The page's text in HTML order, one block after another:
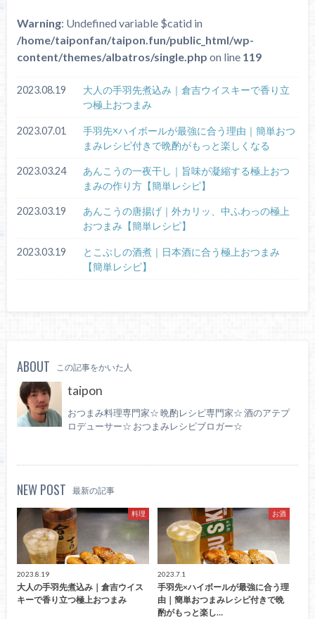
Warning: Undefined variable $catid in
/home/taiponfan/taipon.fun/public_html/wp-
content/themes/albatros/single.php on line 119
2023.08.19
大人の手羽先煮込み｜倉吉ウイスキーで香り立
つ極上おつまみ
2023.07.01
手羽先×ハイボールが最強に合う理由｜簡単おつ
まみレシピ付きで晩酌がもっと楽しくなる
2023.03.24
あんこうの一夜干し｜旨味が凝縮する極上おつ
まみの作り方【簡単レシピ】
2023.03.19
あんこうの唐揚げ｜外カリッ、中ふわっの極上
おつまみ【簡単レシピ】
2023.03.19
とこぶしの酒煮｜日本酒に合う極上おつまみ
【簡単レシピ】
ABOUT この記事をかいた人
taipon
おつまみ料理専門家☆ 晩酌レシピ専門家☆ 酒のアテプ
ロデューサー☆ おつまみレシピブロガー☆
NEW POST 最新の記事
料理
2023.8.19
大人の手羽先煮込み｜倉吉ウイス
キーで香り立つ極上おつまみ
お酒
2023.7.1
手羽先×ハイボールが最強に合う理
由｜簡単おつまみレシピ付きで晩
酌がもっと楽し…